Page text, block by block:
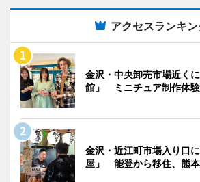
アクセスランキ
金沢・中央卸売市場近く
館」 ミニチュア制作体
金沢・近江町市場入り口
屋」 能登から移住、熊